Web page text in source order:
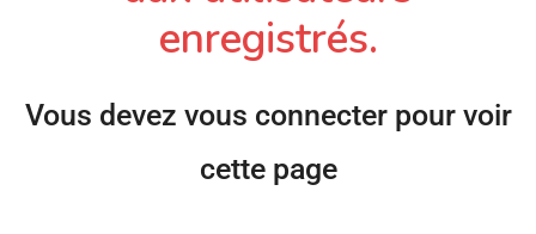
enregistrés.
Vous devez vous connecter pour voir
cette page